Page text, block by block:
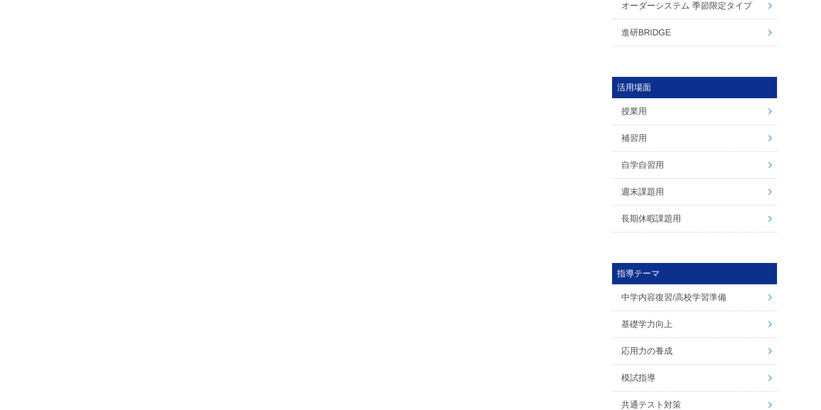
オーダーシステム 季節限定タイプ
進研BRIDGE
活用場面
授業用
補習用
自学自習用
週末課題用
長期休暇課題用
指導テーマ
中学内容復習/高校学習準備
基礎学力向上
応用力の養成
模試指導
共通テスト対策